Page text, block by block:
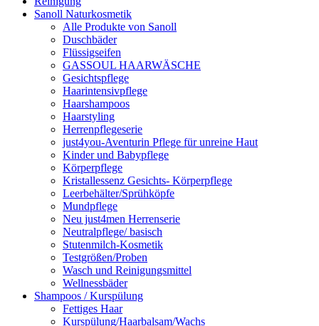
Sanoll Naturkosmetik
Alle Produkte von Sanoll
Duschbäder
Flüssigseifen
GASSOUL HAARWÄSCHE
Gesichtspflege
Haarintensivpflege
Haarshampoos
Haarstyling
Herrenpflegeserie
just4you-Aventurin Pflege für unreine Haut
Kinder und Babypflege
Körperpflege
Kristallessenz Gesichts- Körperpflege
Leerbehälter/Sprühköpfe
Mundpflege
Neu just4men Herrenserie
Neutralpflege/ basisch
Stutenmilch-Kosmetik
Testgrößen/Proben
Wasch und Reinigungsmittel
Wellnessbäder
Shampoos / Kurspülung
Fettiges Haar
Kurspülung/Haarbalsam/Wachs